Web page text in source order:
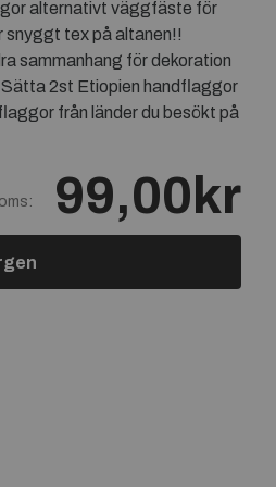
alternativt väggfäste för
snyggt tex på altanen!!
sammanhang för dekoration
Sätta 2st Etiopien handflaggor
från länder du besökt på
99,00kr